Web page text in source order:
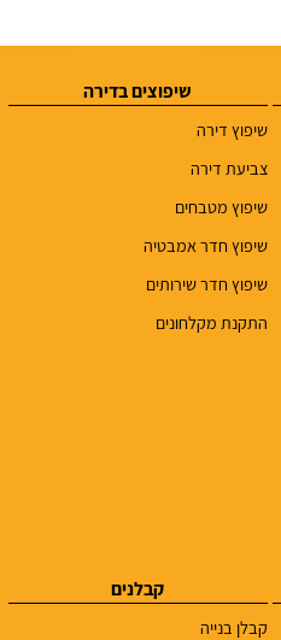
שיפוצים בדירה
שיפוץ דירה
צביעת דירה
שיפוץ מטבחים
שיפוץ חדר אמבטיה
שיפוץ חדר שירותים
התקנת מקלחונים
קבלנים
קבלן בנייה